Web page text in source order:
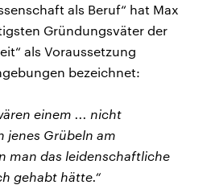
als Beruf“ hat Max
Gründungsväter der
als Voraussetzung
bezeichnet:
einem ... nicht
jenes Grübeln am
man das leidenschaftliche
gehabt hätte.“